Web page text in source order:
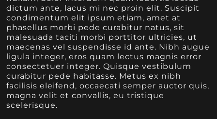
dictum ante, lacus mi nec proin elit. Suscipit
condimentum elit ipsum etiam, amet at
phasellus morbi pede curabitur natus, sit
malesuada taciti morbi porttitor ultricies, ut
maecenas vel suspendisse id ante. Nibh augue
ligula integer, eros quam lectus magnis error
consectetuer integer. Quisque vestibulum
curabitur pede habitasse. Metus ex nibh
facilisis eleifend, occaecati semper auctor quis,
magna velit et convallis, eu tristique
scelerisque.